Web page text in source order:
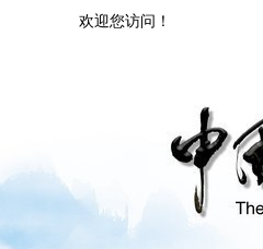
欢迎您访问！